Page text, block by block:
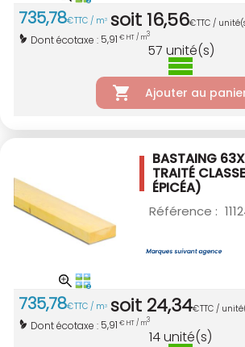
735,78€TTC / m3 soit16,56€TTC /
Dont écotaxe : 5,91 € HT / m3
57 unité(s)
Ajouter au
BASTAING
TRAITÉ
ÉPICÉA)
Référence :
735,78€TTC / m3 soit 24,34€TTC /
Dont écotaxe : 5,91 € HT / m3
14unité(s)